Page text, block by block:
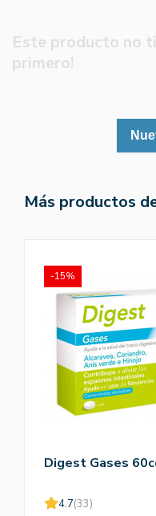
Este producto no
primero!
Más productos
Digest Gases
4.7(33)
-15%